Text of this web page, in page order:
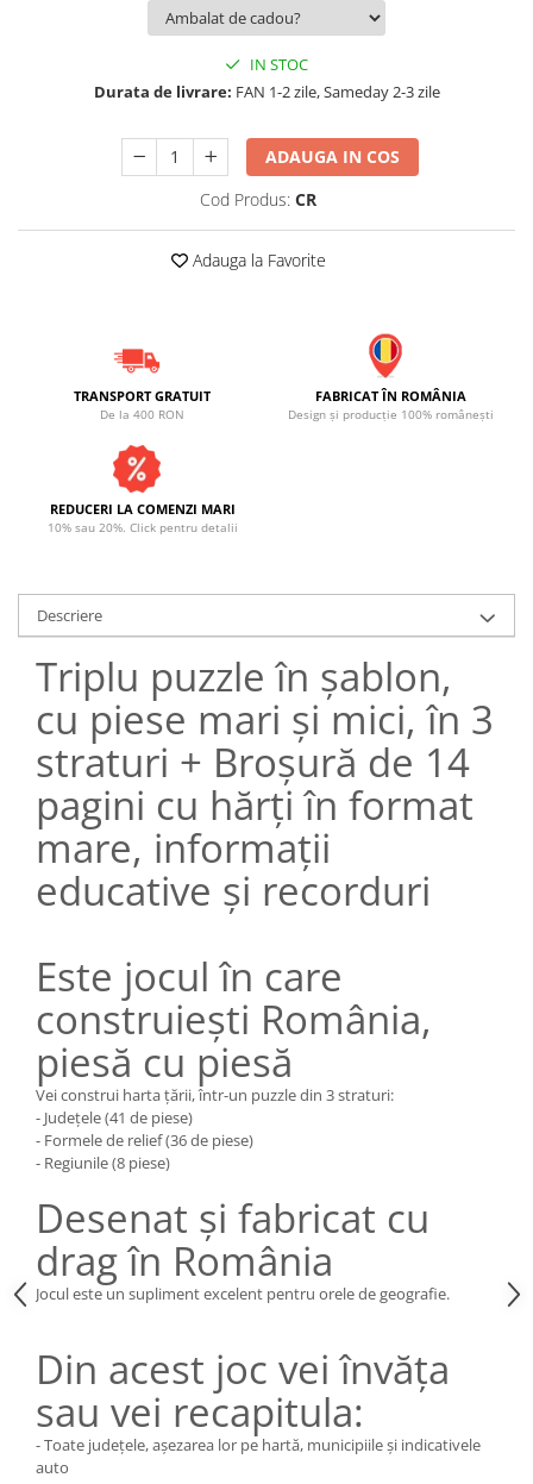
IN STOC
Durata de livrare: FAN 1-2 zile, Sameday 2-3 zile
ADAUGA IN COS
Cod Produs: CR
Adauga la Favorite
TRANSPORT GRATUIT
De la 400 RON
FABRICAT ÎN ROMÂNIA
Design și producție 100% românești
REDUCERI LA COMENZI MARI
10% sau 20%. Click pentru detalii
Descriere
Triplu puzzle în șablon,
cu piese mari și mici, în 3
straturi + Broșură de 14
pagini cu hărți în format
mare, informații
educative și recorduri
Este jocul în care
construiești România,
piesă cu piesă
Vei construi harta țării, într-un puzzle din 3 straturi:
- Județele (41 de piese)
- Formele de relief (36 de piese)
- Regiunile (8 piese)
Desenat și fabricat cu
drag în România
Jocul este un supliment excelent pentru orele de geografie.
Din acest joc vei învăța
sau vei recapitula:
- Toate județele, așezarea lor pe hartă, municipiile și indicativele
auto